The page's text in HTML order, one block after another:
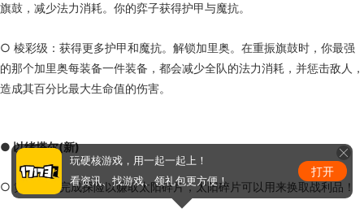
旗鼓，减少法力消耗。你的弈子获得护甲与魔抗。
○ 棱彩级：获得更多护甲和魔抗。解锁加里奥。在重振旗鼓时，你最强
的那个加里奥每装备一件装备，都会减少全队的法力消耗，并惩击敌人，
造成其百分比最大生命值的伤害。
● 以绪塔尔(新)
○ 黄铜级：完成探险以赚取太阳碎片，太阳碎片可以用来换取战利品！
玩硬核游戏，用一起一起上！
看资讯、找游戏、领礼包更方便！
打开